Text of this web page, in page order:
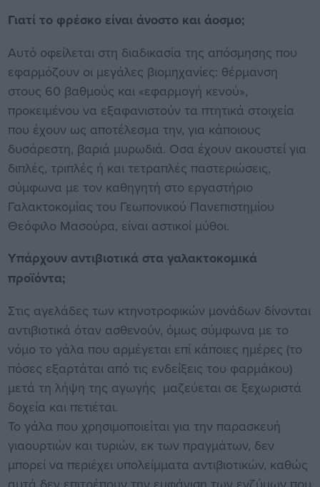
Γιατί το φρέσκο είναι άνοστο και άοσμο;
Αυτό οφείλεται στη διαδικασία της απόσμησης που
εφαρμόζουν οι μεγάλες βιομηχανίες: θέρμανση
στους 60 βαθμούς και «εφαρμογή κενού»,
προκειμένου να εξαφανιστούν τα πτητικά στοιχεία
που έχουν ως αποτέλεσμα την, για κάποιους
δυσάρεστη, βαριά μυρωδιά. Oσα έχουν ακουστεί για
διπλές, τριπλές ή και τετραπλές παστεριώσεις,
σύμφωνα με τον καθηγητή στο εργαστήριο
Γαλακτοκομίας του Γεωπονικού Πανεπιστημίου
Θεόφιλο Μασούρα, είναι αστικοί μύθοι.
Υπάρχουν αντιβιοτικά στα γαλακτοκομικά
προϊόντα;
Στις αγελάδες των κτηνοτροφικών μονάδων δίνονται
αντιβιοτικά όταν ασθενούν, όμως σύμφωνα με το
νόμο το γάλα που αρμέγεται επί κάποιες ημέρες (το
πόσες εξαρτάται από τις ενδείξεις του φαρμάκου)
μετά τη λήψη της αγωγής μαζεύεται σε ξεχωριστά
δοχεία και πετιέται.
Το γάλα που χρησιμοποιείται για την παρασκευή
γιαουρτιών και τυριών, εκ των πραγμάτων, δεν
μπορεί να περιέχει υπολείμματα αντιβιοτικών, καθώς